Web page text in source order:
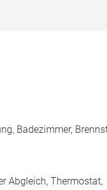
Badezimmer,
Abgleich, Thermostat,